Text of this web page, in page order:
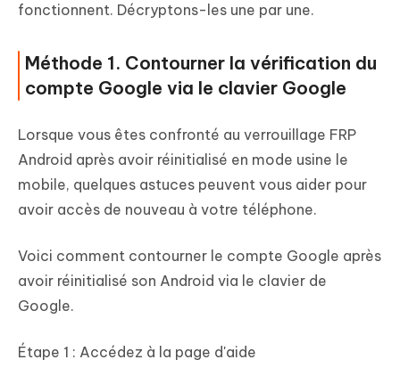
fonctionnent. Décryptons-les une par une.
Méthode 1. Contourner la vérification du
compte Google via le clavier Google
Lorsque vous êtes confronté au verrouillage FRP
Android après avoir réinitialisé en mode usine le
mobile, quelques astuces peuvent vous aider pour
avoir accès de nouveau à votre téléphone.
Voici comment contourner le compte Google après
avoir réinitialisé son Android via le clavier de
Google.
Étape 1 : Accédez à la page d'aide